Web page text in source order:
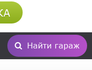
Найти гараж